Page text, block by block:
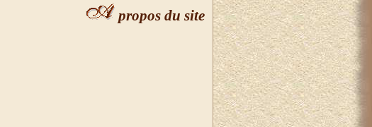
propos du site